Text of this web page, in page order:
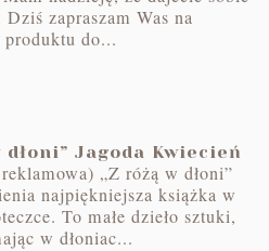
zapraszam Was na
produktu do...
dłoni” Jagoda Kwiecień
„Z różą w dłoni”
najpiękniejsza książka w
To małe dzieło sztuki,
w dłoniac...